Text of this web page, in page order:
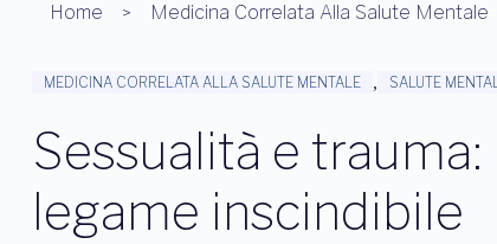
Home Medicina Correlata Alla Salute Mentale
MEDICINA CORRELATA ALLA SALUTE MENTALE , SALUTE
Sessualità e
legame inscindibile